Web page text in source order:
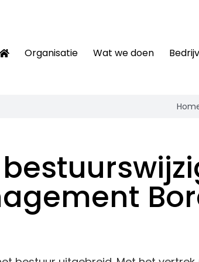
Organisatie Wat we doen